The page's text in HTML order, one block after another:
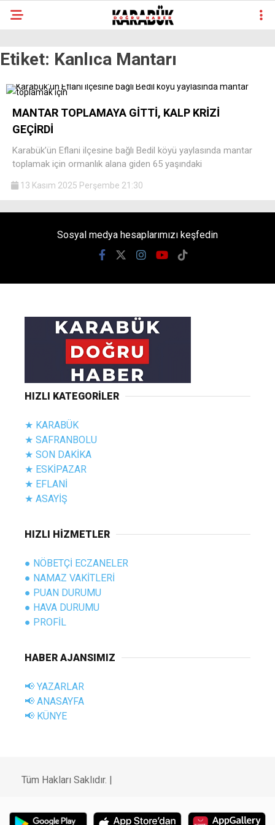
Etiket: Kanlıca Mantarı
MANTAR TOPLAMAYA GİTTİ, KALP KRİZİ
GEÇİRDİ
Karabük’ün Eflani ilçesine bağlı Bedil köyü yaylasında mantar
toplamak için ormanlık alana giden 65 yaşındaki
13 Kasım 2025 Perşembe 21:30
Sosyal medya hesaplarımızı keşfedin
HIZLI KATEGORİLER
★ KARABÜK
★ SAFRANBOLU
★ SON DAKİKA
★ ESKİPAZAR
★ EFLANİ
★ ASAYİŞ
HIZLI HİZMETLER
● NÖBETÇİ ECZANELER
● NAMAZ VAKİTLERİ
● PUAN DURUMU
● HAVA DURUMU
● PROFİL
HABER AJANSIMIZ
📢 YAZARLAR
📢 ANASAYFA
📢 KÜNYE
Tüm Hakları Saklıdır. |